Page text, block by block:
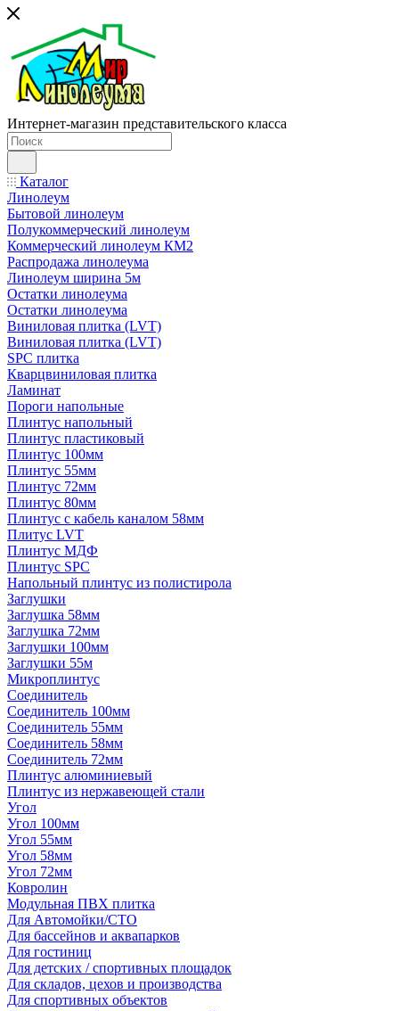
Интернет-магазин представительского класса
Каталог
Линолеум
Бытовой линолеум
Полукоммерческий линолеум
Коммерческий линолеум КМ2
Распродажа линолеума
Линолеум ширина 5м
Остатки линолеума
Остатки линолеума
Виниловая плитка (LVT)
Виниловая плитка (LVT)
SPC плитка
Кварцвиниловая плитка
Ламинат
Пороги напольные
Плинтус напольный
Плинтус пластиковый
Плинтус 100мм
Плинтус 55мм
Плинтус 72мм
Плинтус 80мм
Плинтус с кабель каналом 58мм
Плитус LVT
Плинтус МДФ
Плинтус SPC
Напольный плинтус из полистирола
Заглушки
Заглушка 58мм
Заглушка 72мм
Заглушки 100мм
Заглушки 55м
Микроплинтус
Соединитель
Соединитель 100мм
Соединитель 55мм
Соединитель 58мм
Соединитель 72мм
Плинтус алюминиевый
Плинтус из нержавеющей стали
Угол
Угол 100мм
Угол 55мм
Угол 58мм
Угол 72мм
Ковролин
Модульная ПВХ плитка
Для Автомойки/СТО
Для бассейнов и аквапарков
Для гостиниц
Для детских / спортивных площадок
Для складов, цехов и производства
Для спортивных объектов